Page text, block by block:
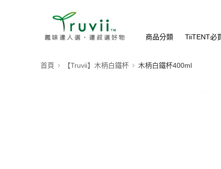
商品分類 TiiTENT必
首頁 【Truvii】木柄白鐵杯 木柄白鐵杯400ml